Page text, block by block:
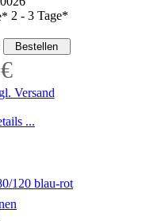
2 - 3 Tage*
Versand
...